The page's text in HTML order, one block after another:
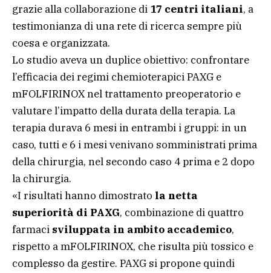
grazie alla collaborazione di 17 centri italiani, a
testimonianza di una rete di ricerca sempre più
coesa e organizzata.
Lo studio aveva un duplice obiettivo: confrontare
l’efficacia dei regimi chemioterapici PAXG e
mFOLFIRINOX nel trattamento preoperatorio e
valutare l’impatto della durata della terapia. La
terapia durava 6 mesi in entrambi i gruppi: in un
caso, tutti e 6 i mesi venivano somministrati prima
della chirurgia, nel secondo caso 4 prima e 2 dopo
la chirurgia.
«I risultati hanno dimostrato la netta
superiorità di PAXG, combinazione di quattro
farmaci sviluppata in ambito accademico,
rispetto a mFOLFIRINOX, che risulta più tossico e
complesso da gestire. PAXG si propone quindi